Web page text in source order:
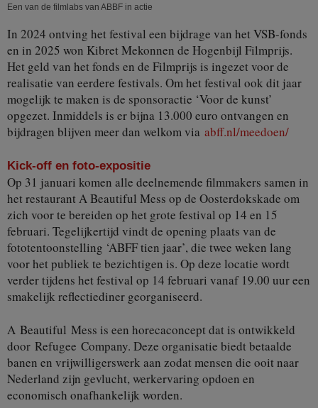
Een van de filmlabs van ABBF in actie
In 2024 ontving het festival een bijdrage van het VSB-fonds
en in 2025 won Kibret Mekonnen de Hogenbijl Filmprijs.
Het geld van het fonds en de Filmprijs is ingezet voor de
realisatie van eerdere festivals. Om het festival ook dit jaar
mogelijk te maken is de sponsoractie ‘Voor de kunst’
opgezet. Inmiddels is er bijna 13.000 euro ontvangen en
bijdragen blijven meer dan welkom via abff.nl/meedoen/
Kick-off en foto-expositie
Op 31 januari komen alle deelnemende filmmakers samen in
het restaurant A Beautiful Mess op de Oosterdokskade om
zich voor te bereiden op het grote festival op 14 en 15
februari. Tegelijkertijd vindt de opening plaats van de
fototentoonstelling ‘ABFF tien jaar’, die twee weken lang
voor het publiek te bezichtigen is. Op deze locatie wordt
verder tijdens het festival op 14 februari vanaf 19.00 uur een
smakelijk reflectiediner georganiseerd.
A Beautiful Mess is een horecaconcept dat is ontwikkeld
door Refugee Company. Deze organisatie biedt betaalde
banen en vrijwilligerswerk aan zodat mensen die ooit naar
Nederland zijn gevlucht, werkervaring opdoen en
economisch onafhankelijk worden.